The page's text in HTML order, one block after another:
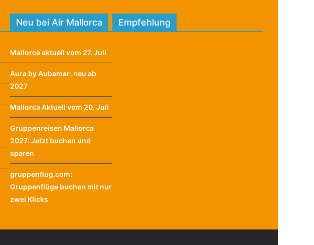
Neu bei Air Mallorca
Mallorca aktuell vom 27. Juli
Aura by Aubamar: neu ab
2027
Mallorca Aktuell vom 20. Juli
Gruppenreisen Mallorca
2027: Jetzt buchen und
sparen
gruppenflug.com:
Gruppenflüge buchen mit nur
zwei Klicks
Empfehlung